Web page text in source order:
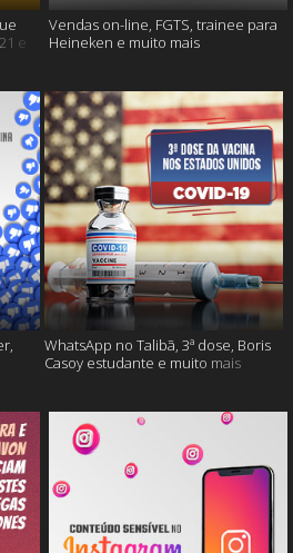
e
Vendas on-line, FGTS, trainee para
Heineken e muito mais
WhatsApp no Talibã, 3ª dose, Boris
Casoy estudante e muito mais